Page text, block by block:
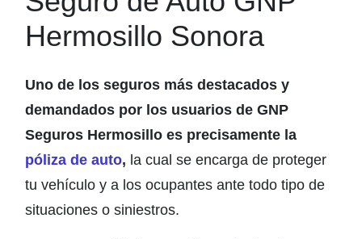
Hermosillo Sonora
Uno de los seguros más destacados y
demandados por los usuarios de GNP
Seguros Hermosillo es precisamente la
póliza de auto, la cual se encarga de proteger
tu vehículo y a los ocupantes ante todo tipo de
situaciones o siniestros.